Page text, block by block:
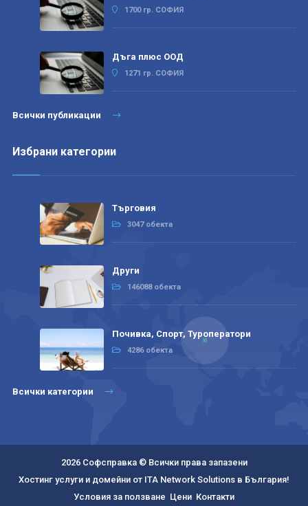
1700 гр. СОФИЯ
Дъга плюс ООД
1271 гр. СОФИЯ
Всички публикации
Избрани категории
Търговия
3047 обекта
Други
146088 обекта
Почивка, Спорт, Туроператори
4286 обекта
Всички категории
2026 Софсправка © Всички права запазени
Хостинг услуги и домейни от ITA Network Solutions в България!
Условия за ползване Цени Контакти